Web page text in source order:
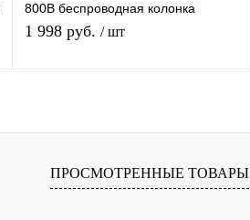
800B беспроводная колонка
Bluetooth с поддержкой USB, TF-
1 998 руб. / шт
В избранное Под заказ
ПРОСМОТРЕННЫЕ ТОВАРЫ